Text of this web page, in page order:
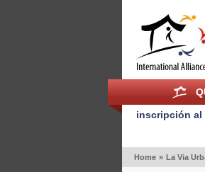
inscripción al
Home » La Via